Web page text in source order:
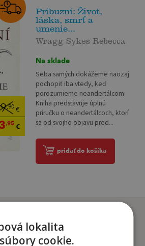
,90€
,95€
Príbuzní: Život,
láska, smrť a
umenie...
Wragg Sykes Rebecca
Na sklade
Seba samých dokážeme naozaj
pochopiť iba vtedy, keď
porozumieme neandertálcom
Kniha predstavuje úplnú
príručku o neandertálcoch, ktorí
sa od svojho objavu pred...
pridať do košíka
tiež kúpili
lokalita
cookie.